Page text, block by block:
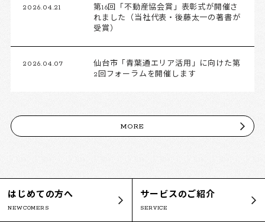
2026.04.21
第16回「不動産協会賞」表彰式が開催さ
れました（当社代表・後藤太一の著書が
受賞）
2026.04.07
仙台市「青葉通エリア活用」に向けた第
2回フォーラムを開催します
MORE
はじめての方へ
NEWCOMERS
サービスのご紹介
SERVICE